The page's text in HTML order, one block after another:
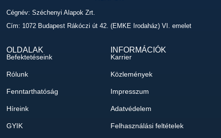
Cégnév: Széchenyi Alapok Zrt.
Cím: 1072 Budapest Rákóczi út 42. (EMKE Irodaház) VI. emelet
OLDALAK
Befektetéseink
Rólunk
Fenntarthatóság
Híreink
GYIK
INFORMÁCIÓK
Karrier
Közlemények
Impresszum
Adatvédelem
Felhasználási feltételek